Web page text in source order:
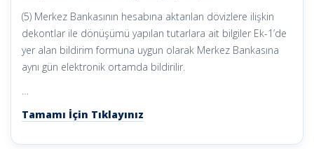
(5) Merkez Bankasının hesabına aktarılan dövizlere ilişkin
dekontlar ile dönüşümü yapılan tutarlara ait bilgiler Ek-1’de
yer alan bildirim formuna uygun olarak Merkez Bankasına
aynı gün elektronik ortamda bildirilir.
…
Tamamı İçin Tıklayınız